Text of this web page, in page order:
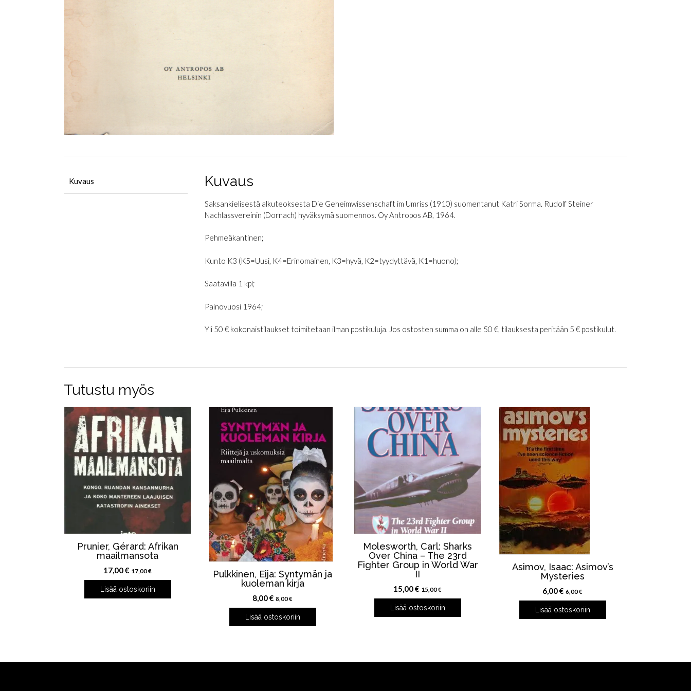
Kuvaus Kuvaus
Saksankielisestä alkuteoksesta Die Geheimwissenschaft im Umriss (1910) suomentanut Katri Sorma. Rudolf Steiner
Nachlassvereinin (Dornach) hyväksymä suomennos. Oy Antropos AB, 1964.
Pehmeäkantinen;
Kunto K3 (K5=Uusi, K4=Erinomainen, K3=hyvä, K2=tyydyttävä, K1=huono);
Saatavilla 1 kpl;
Painovuosi 1964;
Yli 50 € kokonaistilaukset toimitetaan ilman postikuluja. Jos ostosten summa on alle 50 €, tilauksesta peritään 5 € postikulut.
Tutustu myös
Prunier, Gérard: Afrikan
maailmansota
17,00€ 17,00€
Lisää ostoskoriin
Pulkkinen, Eija: Syntymän ja
kuoleman kirja
8,00€ 8,00€
Lisää ostoskoriin
Molesworth, Carl: Sharks
Over China – The 23rd
Fighter Group in World War
II
15,00€ 15,00€
Lisää ostoskoriin
Asimov, Isaac: Asimov’s
Mysteries
6,00€ 6,00€
Lisää ostoskoriin